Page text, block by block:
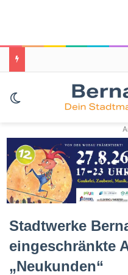
Skin umschalten
Stadtwerke
eingeschränkte
„Neukunden“